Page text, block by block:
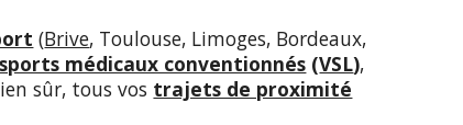
(Brive, Toulouse, Limoges, Bordeaux,
médicaux conventionnés (VSL),
sûr, tous vos trajets de proximité